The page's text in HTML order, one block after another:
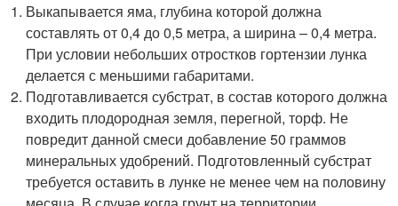
Выкапывается яма, глубина которой должна
составлять от 0,4 до 0,5 метра, а ширина – 0,4 метра.
При условии небольших отростков гортензии лунка
делается с меньшими габаритами.
Подготавливается субстрат, в состав которого должна
входить плодородная земля, перегной, торф. Не
повредит данной смеси добавление 50 граммов
минеральных удобрений. Подготовленный субстрат
требуется оставить в лунке не менее чем на половину